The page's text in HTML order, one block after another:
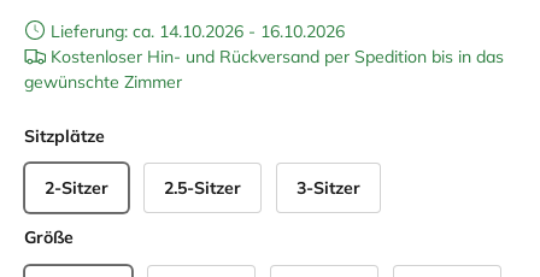
Lieferung: ca. 14.10.2026 - 16.10.2026
Kostenloser Hin- und Rückversand per Spedition bis in das
gewünschte Zimmer
Sitzplätze
2-Sitzer 2.5-Sitzer 3-Sitzer
Größe